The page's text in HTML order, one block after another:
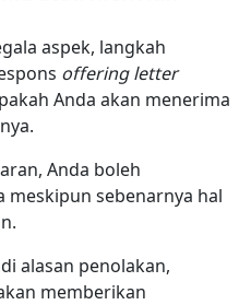
aspek, langkah
offering letter
Anda akan menerima
Anda boleh
meskipun sebenarnya hal
alasan penolakan,
memberikan